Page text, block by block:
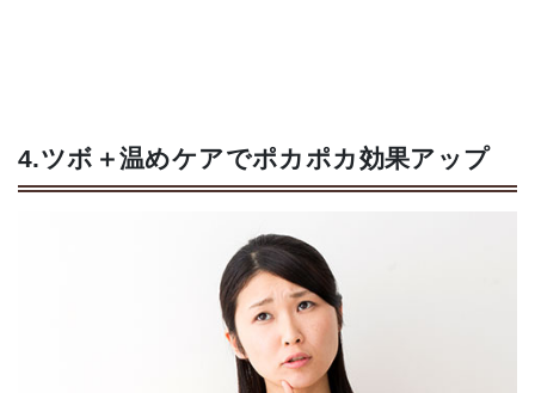
4.ツボ＋温めケアでポカポカ効果アップ